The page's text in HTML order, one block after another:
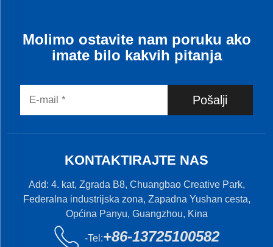
Molimo ostavite nam poruku ako
imate bilo kakvih pitanja
Pošalji
KONTAKTIRAJTE NAS
Add: 4. kat, Zgrada B8, Chuangbao Creative Park,
Federalna industrijska zona, Zapadna Yushan cesta,
Općina Panyu, Guangzhou, Kina
-Tel:+86-13725100582